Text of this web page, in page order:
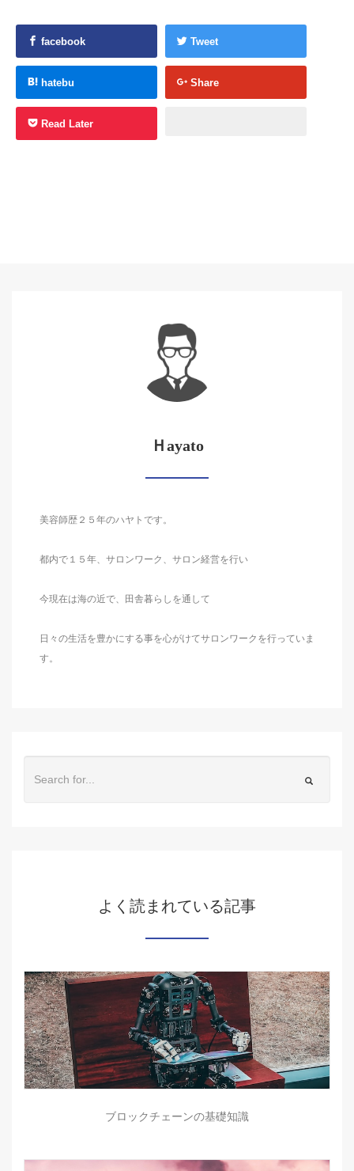
facebook Tweet
hatebu Share
Read Later
Ｈayato
美容師歴２５年のハヤトです。
都内で１５年、サロンワーク、サロン経営を行い
今現在は海の近で、田舎暮らしを通して
日々の生活を豊かにする事を心がけてサロンワークを行っていま
す。
よく読まれている記事
ブロックチェーンの基礎知識